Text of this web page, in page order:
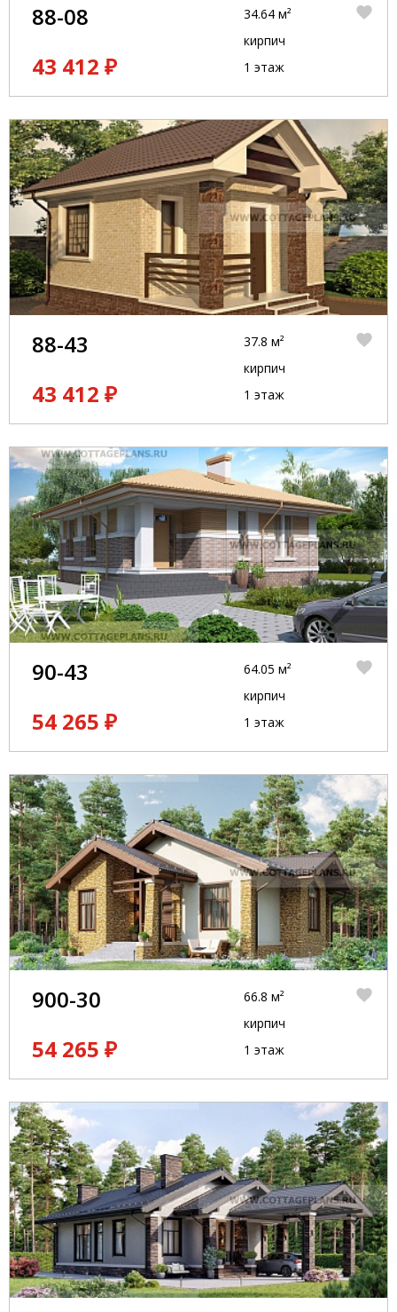
88-08
43 412 ₽
34.64 м²
кирпич
1 этаж
88-43
43 412 ₽
37.8 м²
кирпич
1 этаж
90-43
54 265 ₽
64.05 м²
кирпич
1 этаж
900-30
54 265 ₽
66.8 м²
кирпич
1 этаж